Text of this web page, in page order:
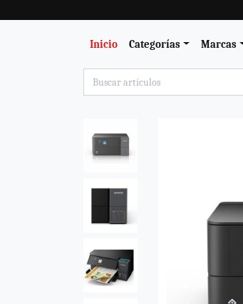
Inicio Categorías Marcas